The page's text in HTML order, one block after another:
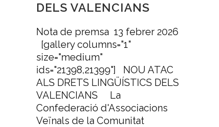
DELS VALENCIANS
Nota de premsa 13 febrer 2026
[gallery columns="1"
size="medium"
ids="21398,21399"] NOU ATAC
ALS DRETS LINGÜÍSTICS DELS
VALENCIANS La
Confederació d'Associacions
Veïnals de la Comunitat